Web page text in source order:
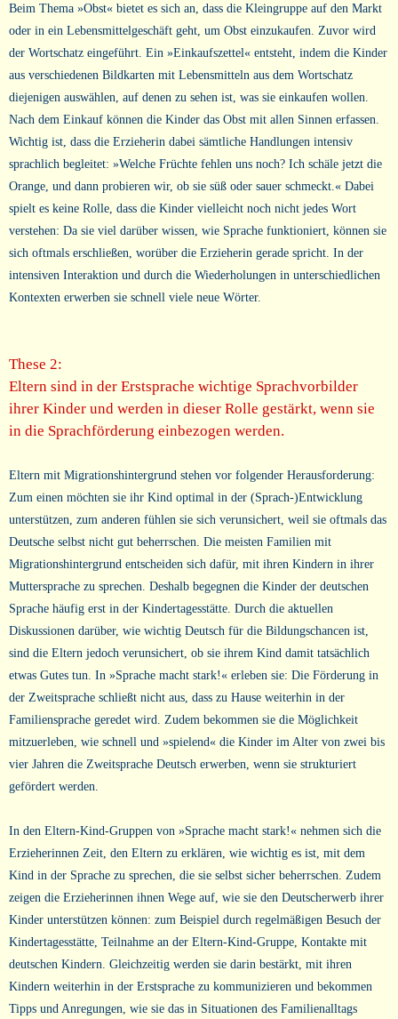
Beim Thema »Obst« bietet es sich an, dass die Kleingruppe auf den Markt
oder in ein Lebensmittelgeschäft geht, um Obst einzukaufen. Zuvor wird
der Wortschatz eingeführt. Ein »Einkaufszettel« entsteht, indem die Kinder
aus verschiedenen Bildkarten mit Lebensmitteln aus dem Wortschatz
diejenigen auswählen, auf denen zu sehen ist, was sie einkaufen wollen.
Nach dem Einkauf können die Kinder das Obst mit allen Sinnen erfassen.
Wichtig ist, dass die Erzieherin dabei sämtliche Handlungen intensiv
sprachlich begleitet: »Welche Früchte fehlen uns noch? Ich schäle jetzt die
Orange, und dann probieren wir, ob sie süß oder sauer schmeckt.« Dabei
spielt es keine Rolle, dass die Kinder vielleicht noch nicht jedes Wort
verstehen: Da sie viel darüber wissen, wie Sprache funktioniert, können sie
sich oftmals erschließen, worüber die Erzieherin gerade spricht. In der
intensiven Interaktion und durch die Wiederholungen in unterschiedlichen
Kontexten erwerben sie schnell viele neue Wörter.
These 2:
Eltern sind in der Erstsprache wichtige Sprachvorbilder
ihrer Kinder und werden in dieser Rolle gestärkt, wenn sie
in die Sprachförderung einbezogen werden.
Eltern mit Migrationshintergrund stehen vor folgender Herausforderung:
Zum einen möchten sie ihr Kind optimal in der (Sprach-)Entwicklung
unterstützen, zum anderen fühlen sie sich verunsichert, weil sie oftmals das
Deutsche selbst nicht gut beherrschen. Die meisten Familien mit
Migrationshintergrund entscheiden sich dafür, mit ihren Kindern in ihrer
Muttersprache zu sprechen. Deshalb begegnen die Kinder der deutschen
Sprache häufig erst in der Kindertagesstätte. Durch die aktuellen
Diskussionen darüber, wie wichtig Deutsch für die Bildungschancen ist,
sind die Eltern jedoch verunsichert, ob sie ihrem Kind damit tatsächlich
etwas Gutes tun. In »Sprache macht stark!« erleben sie: Die Förderung in
der Zweitsprache schließt nicht aus, dass zu Hause weiterhin in der
Familiensprache geredet wird. Zudem bekommen sie die Möglichkeit
mitzuerleben, wie schnell und »spielend« die Kinder im Alter von zwei bis
vier Jahren die Zweitsprache Deutsch erwerben, wenn sie strukturiert
gefördert werden.
In den Eltern-Kind-Gruppen von »Sprache macht stark!« nehmen sich die
Erzieherinnen Zeit, den Eltern zu erklären, wie wichtig es ist, mit dem
Kind in der Sprache zu sprechen, die sie selbst sicher beherrschen. Zudem
zeigen die Erzieherinnen ihnen Wege auf, wie sie den Deutscherwerb ihrer
Kinder unterstützen können: zum Beispiel durch regelmäßigen Besuch der
Kindertagesstätte, Teilnahme an der Eltern-Kind-Gruppe, Kontakte mit
deutschen Kindern. Gleichzeitig werden sie darin bestärkt, mit ihren
Kindern weiterhin in der Erstsprache zu kommunizieren und bekommen
Tipps und Anregungen, wie sie das in Situationen des Familienalltags